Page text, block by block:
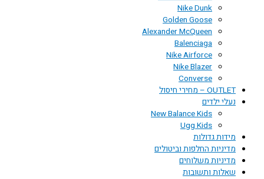
Nike Dunk
Golden Goose
Alexander McQueen
Balenciaga
Nike Airforce
Nike Blazer
Converse
OUTLET – מחירי חיסול
נעלי ילדים
New Balance Kids
Ugg Kids
מידות גדולות
מדיניות החלפות וביטולים
מדיניות משלוחים
שאלות ותשובות